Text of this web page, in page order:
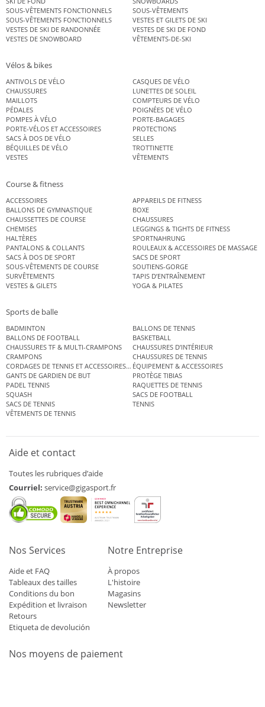
SOUS-VÊTEMENTS FONCTIONNELS
SOUS-VÊTEMENTS
SOUS-VÊTEMENTS FONCTIONNELS
VESTES ET GILETS DE SKI
VESTES DE SKI DE RANDONNÉE
VESTES DE SKI DE FOND
VESTES DE SNOWBOARD
VÊTEMENTS-DE-SKI
Vélos & bikes
ANTIVOLS DE VÉLO
CASQUES DE VÉLO
CHAUSSURES
LUNETTES DE SOLEIL
MAILLOTS
COMPTEURS DE VÉLO
PÉDALES
POIGNÉES DE VÉLO
POMPES À VÉLO
PORTE-BAGAGES
PORTE-VÉLOS ET ACCESSOIRES
PROTECTIONS
SACS À DOS DE VÉLO
SELLES
BÉQUILLES DE VÉLO
TROTTINETTE
VESTES
VÊTEMENTS
Course & fitness
ACCESSOIRES
APPAREILS DE FITNESS
BALLONS DE GYMNASTIQUE
BOXE
CHAUSSETTES DE COURSE
CHAUSSURES
CHEMISES
LEGGINGS & TIGHTS DE FITNESS
HALTÈRES
SPORTNAHRUNG
PANTALONS & COLLANTS
ROULEAUX & ACCESSOIRES DE MASSAGE
SACS À DOS DE SPORT
SACS DE SPORT
SOUS-VÊTEMENTS DE COURSE
SOUTIENS-GORGE
SURVÊTEMENTS
TAPIS D’ENTRAÎNEMENT
VESTES & GILETS
YOGA & PILATES
Sports de balle
BADMINTON
BALLONS DE TENNIS
BALLONS DE FOOTBALL
BASKETBALL
CHAUSSURES TF & MULTI-CRAMPONS
CHAUSSURES D’INTÉRIEUR
CRAMPONS
CHAUSSURES DE TENNIS
CORDAGES DE TENNIS ET ACCESSOIRES DE TENNISÉQUIPEMENT & ACCESSOIRES
GANTS DE GARDIEN DE BUT
PROTÈGE TIBIAS
PADEL TENNIS
RAQUETTES DE TENNIS
SQUASH
SACS DE FOOTBALL
SACS DE TENNIS
TENNIS
VÊTEMENTS DE TENNIS
Aide et contact
Toutes les rubriques d’aide
Courriel: service@gigasport.fr
Nos Services
Aide et FAQ
Tableaux des tailles
Conditions du bon
Expédition et livraison
Retours
Etiqueta de devolución
Notre Entreprise
À propos
L'histoire
Magasins
Newsletter
Nos moyens de paiement